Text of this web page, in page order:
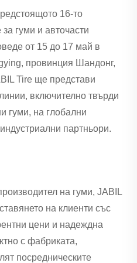
16-то
гуми и авточасти
от 15 до 17 май в
провинция Шандонг,
Tire ще представи
включително твърди
гуми, на глобални
партньори.
на гуми, JABIL
на клиенти със
цени и надеждна
с фабриката,
посредническите